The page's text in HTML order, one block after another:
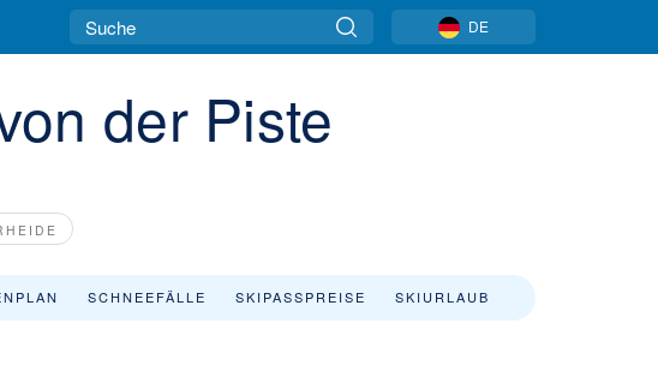
DE
der Piste
SCHNEEFÄLLE SKIPASSPREISE SKIURLAUB